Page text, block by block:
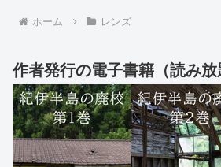
ホーム レンズ
作者発行の電子書籍（読み放